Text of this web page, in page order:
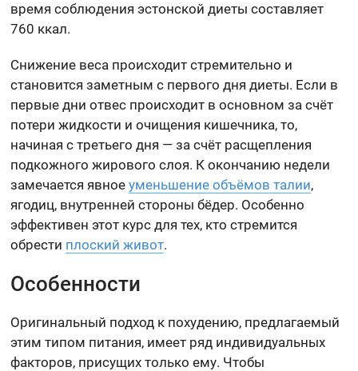
время соблюдения эстонской диеты составляет
760 ккал.
Снижение веса происходит стремительно и
становится заметным с первого дня диеты. Если в
первые дни отвес происходит в основном за счёт
потери жидкости и очищения кишечника, то,
начиная с третьего дня — за счёт расщепления
подкожного жирового слоя. К окончанию недели
замечается явноеуменьшение объёмов талии,
ягодиц, внутренней стороны бёдер. Особенно
эффективен этот курс для тех, кто стремится
обрести плоский живот.
Особенности
Оригинальный подход к похудению, предлагаемый
этим типом питания, имеет ряд индивидуальных
факторов, присущих только ему. Чтобы